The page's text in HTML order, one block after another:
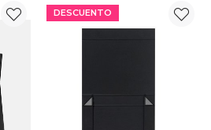
DESCUENTO